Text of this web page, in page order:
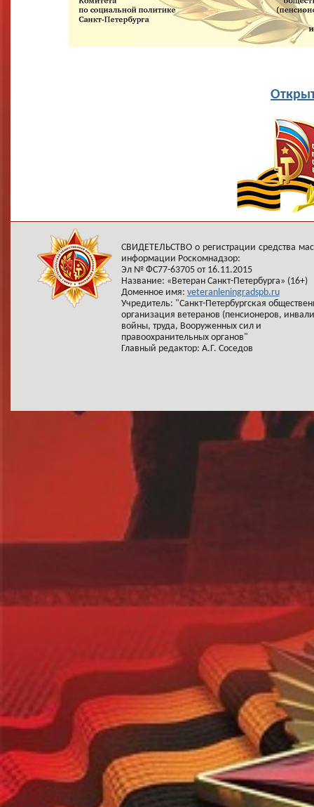
СВИДЕТЕЛЬСТВО о регистрации средства
информации Роскомнадзор:
Эл № ФС77-63705 от 16.11.2015
Название: «Ветеран Санкт-Петербурга» (16+)
Доменное имя: veteranleningradspb.ru
Учредитель: "Санкт-Петербургская
организация ветеранов (пенсионеров,
войны, труда, Вооруженных сил и
правоохранительных органов"
Главный редактор: А.Г. Соседов